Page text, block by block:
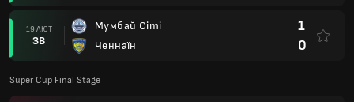
19 ЛЮТ
ЗВ
Мумбай Сіті
Ченнаїн
1
0
Super Cup Final Stage